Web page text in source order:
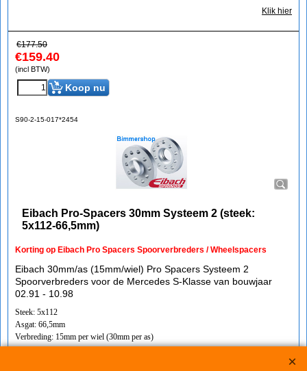
Klik hier
€177.50
€159.40
(incl BTW)
Koop nu
S90-2-15-017*2454
Eibach Pro-Spacers 30mm Systeem 2 (steek:
5x112-66,5mm)
Korting op Eibach Pro Spacers Spoorverbreders / Wheelspacers
Eibach 30mm/as (15mm/wiel) Pro Spacers Systeem 2
Spoorverbreders voor de Mercedes S-Klasse van bouwjaar
02.91 - 10.98
Steek: 5x112
Asgat: 66,5mm
Verbreding: 15mm per wiel (30mm per as)